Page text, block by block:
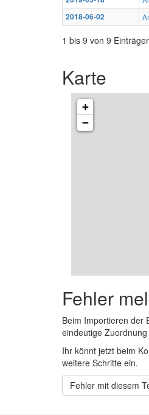
2018-06-02
1 bis 9 von 9
Karte
+
−
Fehler
Beim Importieren der
eindeutige
Ihr könnt jetzt beim
weitere Schritte ein.
Fehler mit diesem